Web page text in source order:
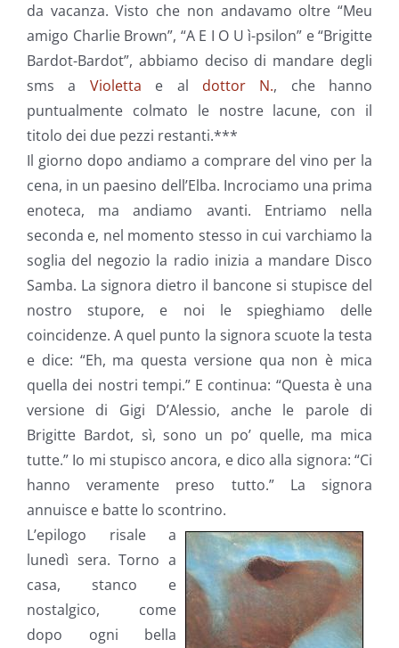
da vacanza. Visto che non andavamo oltre “Meu
amigo Charlie Brown”, “A E I O U ì-psilon” e “Brigitte
Bardot-Bardot”, abbiamo deciso di mandare degli
sms a Violetta e al dottor N., che hanno
puntualmente colmato le nostre lacune, con il
titolo dei due pezzi restanti.***
Il giorno dopo andiamo a comprare del vino per la
cena, in un paesino dell’Elba. Incrociamo una prima
enoteca, ma andiamo avanti. Entriamo nella
seconda e, nel momento stesso in cui varchiamo la
soglia del negozio la radio inizia a mandare Disco
Samba. La signora dietro il bancone si stupisce del
nostro stupore, e noi le spieghiamo delle
coincidenze. A quel punto la signora scuote la testa
e dice: “Eh, ma questa versione qua non è mica
quella dei nostri tempi.” E continua: “Questa è una
versione di Gigi D’Alessio, anche le parole di
Brigitte Bardot, sì, sono un po’ quelle, ma mica
tutte.” Io mi stupisco ancora, e dico alla signora: “Ci
hanno veramente preso tutto.” La signora
annuisce e batte lo scontrino.
L’epilogo risale a
lunedì sera. Torno a
casa, stanco e
nostalgico, come
dopo ogni bella